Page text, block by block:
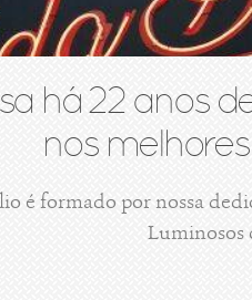
há 22 anos
nos
é formado por nossa
Luminosos